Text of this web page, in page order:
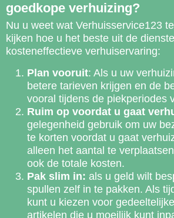
goedkope verhuizing?
Nu u weet wat Verhuisservice123
kijken hoe u het beste uit de
kosteneffectieve verhuiservaring:
Plan vooruit: Als u uw
betere tarieven krijgen en de
vooral tijdens de piekperiodes
Ruim op voordat u gaat
gelegenheid gebruik om uw
te korten voordat u gaat
alleen het aantal te
ook de totale kosten.
Pak slim in: als u geld wilt
spullen zelf in te pakken. Als
kunt u kiezen voor
artikelen die u moeilijk kunt